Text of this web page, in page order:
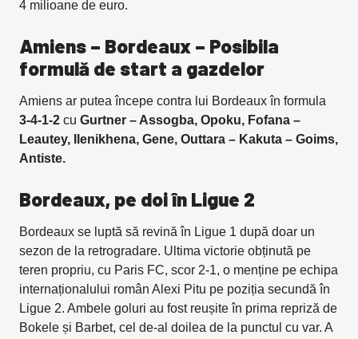
4 milioane de euro.
Amiens – Bordeaux – Posibila
formulă de start a gazdelor
Amiens ar putea începe contra lui Bordeaux în formula
3-4-1-2 cu Gurtner – Assogba, Opoku, Fofana –
Leautey, Ilenikhena, Gene, Outtara – Kakuta – Goims,
Antiste.
Bordeaux, pe doi în Ligue 2
Bordeaux se luptă să revină în Ligue 1 după doar un
sezon de la retrogradare. Ultima victorie obținută pe
teren propriu, cu Paris FC, scor 2-1, o menține pe echipa
internaționalului român Alexi Pitu pe poziția secundă în
Ligue 2. Ambele goluri au fost reușite în prima repriză de
Bokele și Barbet, cel de-al doilea de la punctul cu var. A